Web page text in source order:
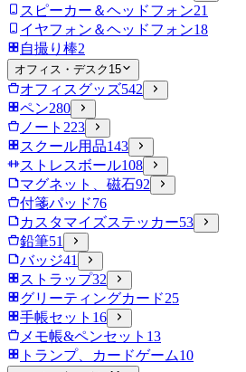
スピーカー＆ヘッドフォン21
イヤフォン＆ヘッドフォン18
自撮り棒2
オフィス・デスク 15
オフィスグッズ542
ペン280
ノート 223
スクール用品143
ストレスボール108
マグネット、磁石92
付箋パッド76
カスタマイズステッカー53
鉛筆51
バッジ41
ストラップ32
グリーティングカード25
手帳セット 16
メモ帳&ペンセット 13
トランプ、カードゲーム10